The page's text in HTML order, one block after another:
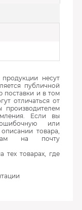
несут
публичной
поставки и в том
отличаться от
производителем
Если вы
или
товара,
на почту
тех товарах, где